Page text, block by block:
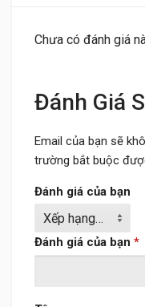
Chưa có đánh giá
Đánh Giá
Email của bạn sẽ
trường bắt buộc
Đánh giá của bạn
Đánh giá của bạn *